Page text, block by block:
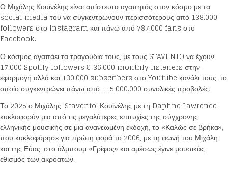
Ο Μιχάλης Κουϊνέλης είναι απίστευτα αγαπητός στον κόσμο με τα
social media του να συγκεντρώνουν περισσότερους από 138.000
followers στο Instagram και πάνω από 787.000 fans στο
Facebook.
Ο κόσμος αγαπάει τα τραγούδια τους, με τους STAVENTO να έχουν
17.000 Spotify followers & 36.000 monthly listeners στην
εφαρμογή αλλά και 130.000 subscribers στο Youtube κανάλι τους, το
οποίο συγκεντρώνει πάνω από 115.000.000 συνολικές προβολές!
Το 2025 ο Μιχάλης-Stavento-Κουϊνέλης με τη Daphne Lawrence
κυκλοφορύν μια από τις μεγαλύτερες επιτυχίες της σύγχρονης
ελληνικής μουσικής σε μια ανανεωμένη εκδοχή, το «Καλώς σε βρήκα»,
που κυκλοφόρησε για πρώτη φορά το 2006, με τη φωνή του Μιχάλη
και της Εύας, στο άλμπουμ «Γρίφος» και αμέσως έγινε μουσικός
εθισμός των ακροατών.
Loading your form, please wait...